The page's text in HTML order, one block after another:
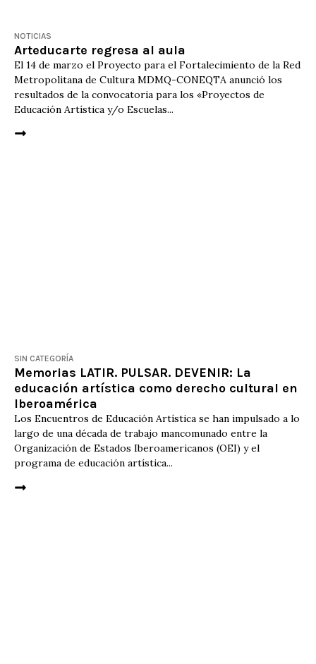
NOTICIAS
Arteducarte regresa al aula
El 14 de marzo el Proyecto para el Fortalecimiento de la Red
Metropolitana de Cultura MDMQ-CONEQTA anunció los
resultados de la convocatoria para los «Proyectos de
Educación Artística y/o Escuelas...
SIN CATEGORÍA
Memorias LATIR. PULSAR. DEVENIR: La
educación artística como derecho cultural en
Iberoamérica
Los Encuentros de Educación Artística se han impulsado a lo
largo de una década de trabajo mancomunado entre la
Organización de Estados Iberoamericanos (OEI) y el
programa de educación artística...